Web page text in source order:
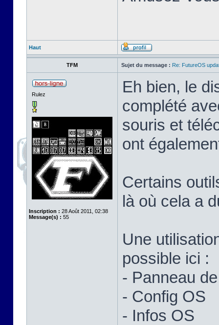
Haut
TFM Sujet du message : Re: FutureOS
Rulez
Inscription : 28 Août 2011, 02:38
Message(s) : 55
Eh bien, le
complété
souris et
ont
Certains
là où cela a
Une
possible ici :
- Panneau
- Config OS
- Infos OS